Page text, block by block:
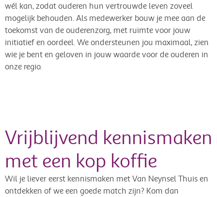
wél kan, zodat ouderen hun vertrouwde leven zoveel
mogelijk behouden. Als medewerker bouw je mee aan de
toekomst van de ouderenzorg, met ruimte voor jouw
initiatief en oordeel. We ondersteunen jou maximaal, zien
wie je bent en geloven in jouw waarde voor de ouderen in
onze regio.
Vrijblijvend kennismaken
met een kop koffie
Wil je liever eerst kennismaken met Van Neynsel Thuis en
ontdekken of we een goede match zijn? Kom dan